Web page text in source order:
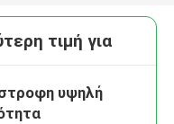
τιμή για
υψηλή